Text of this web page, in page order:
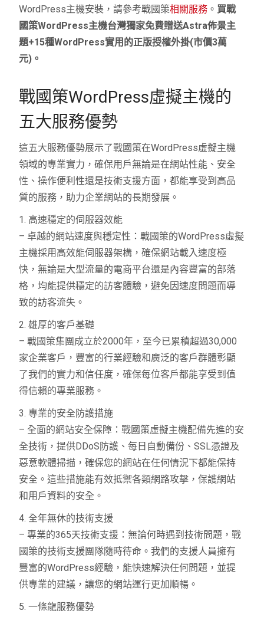
WordPress主機安裝，請參考戰國策相關服務 。 買戰
國策WordPress主機台灣獨家免費贈送Astra佈景主
題+15種WordPress實用的正版授權外掛(市價3萬
元)。
戰國策WordPress虛擬主機的
五大服務優勢
這五大服務優勢展示了戰國策在WordPress虛擬主機
領域的專業實力，確保用戶無論是在網站性能、安全
性、操作便利性還是技術支援方面，都能享受到高品
質的服務，助力企業網站的長期發展。
1. 高速穩定的伺服器效能
– 卓越的網站速度與穩定性：戰國策的WordPress虛擬
主機採用高效能伺服器架構，確保網站載入速度極
快，無論是大型流量的電商平台還是內容豐富的部落
格，均能提供穩定的訪客體驗，避免因速度問題而導
致的訪客流失。
2. 雄厚的客戶基礎
– 戰國策集團成立於2000年，至今已累積超過30,000
家企業客戶，豐富的行業經驗和廣泛的客戶群體彰顯
了我們的實力和信任度，確保每位客戶都能享受到值
得信賴的專業服務。
3. 專業的安全防護措施
– 全面的網站安全保障：戰國策虛擬主機配備先進的安
全技術，提供DDoS防護、每日自動備份、SSL憑證及
惡意軟體掃描，確保您的網站在任何情況下都能保持
安全。這些措施能有效抵禦各類網路攻擊，保護網站
和用戶資料的安全。
4. 全年無休的技術支援
– 專業的365天技術支援：無論何時遇到技術問題，戰
國策的技術支援團隊隨時待命。我們的支援人員擁有
豐富的WordPress經驗，能快速解決任何問題，並提
供專業的建議，讓您的網站運行更加順暢。
5. 一條龍服務優勢